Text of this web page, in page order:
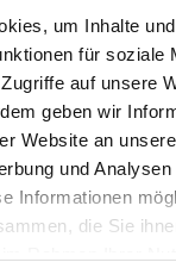
um Inhalte
für soziale
auf unsere
geben wir
Website an
und
Informationen
die Sie